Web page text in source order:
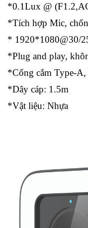
*0.1Lux @
*Tích hợp Mic,
* 1920*1080@30/
*Plug and play,
*Cổng cắm Type-
*Dây cáp: 1.5m
*Vật liệu: Nhựa